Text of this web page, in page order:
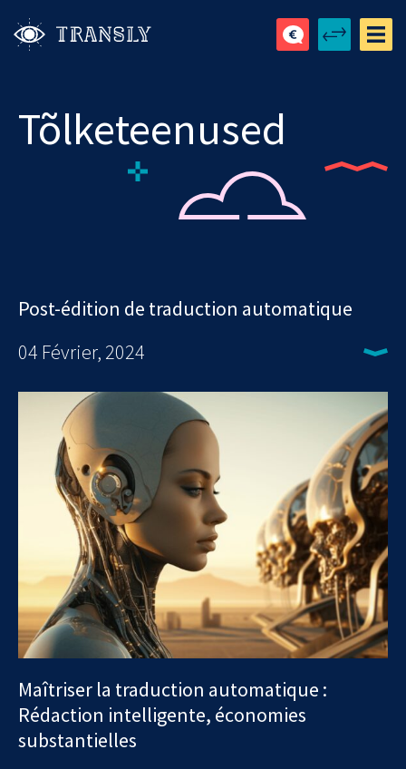
Tõlketeenused
Post-édition de traduction automatique
04 Février, 2024
Maîtriser la traduction automatique :
Rédaction intelligente, économies
substantielles